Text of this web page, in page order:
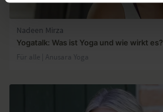
Nadeen Mirza
Yogatalk: Was ist Yoga und wie wirkt es?
Für alle | Anusara Yoga